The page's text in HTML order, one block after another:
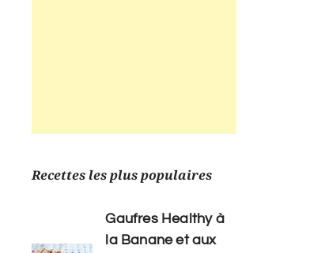
Recettes les plus populaires
Gaufres Healthy à
la Banane et aux